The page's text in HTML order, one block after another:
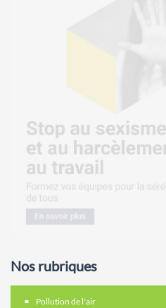
Nos rubriques
Pollution de l'air